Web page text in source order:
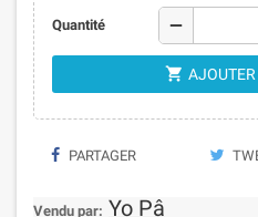
Quantité remove

PARTAGER
Vendu par: Yo Pâ